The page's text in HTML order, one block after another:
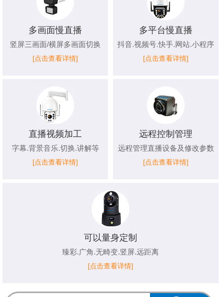
多画面慢直播
竖屏三画面/横屏多画面切换
[点击查看详情]
多平台慢直播
抖音.视频号.快手.网站.小程序
[点击查看详情]
直播视频加工
字幕.背景音乐.切换.讲解等
[点击查看详情]
远程控制管理
远程管理直播设备及修改参数
[点击查看详情]
可以量身定制
臻彩.广角.无畸变.竖屏.远距离
[点击查看详情]